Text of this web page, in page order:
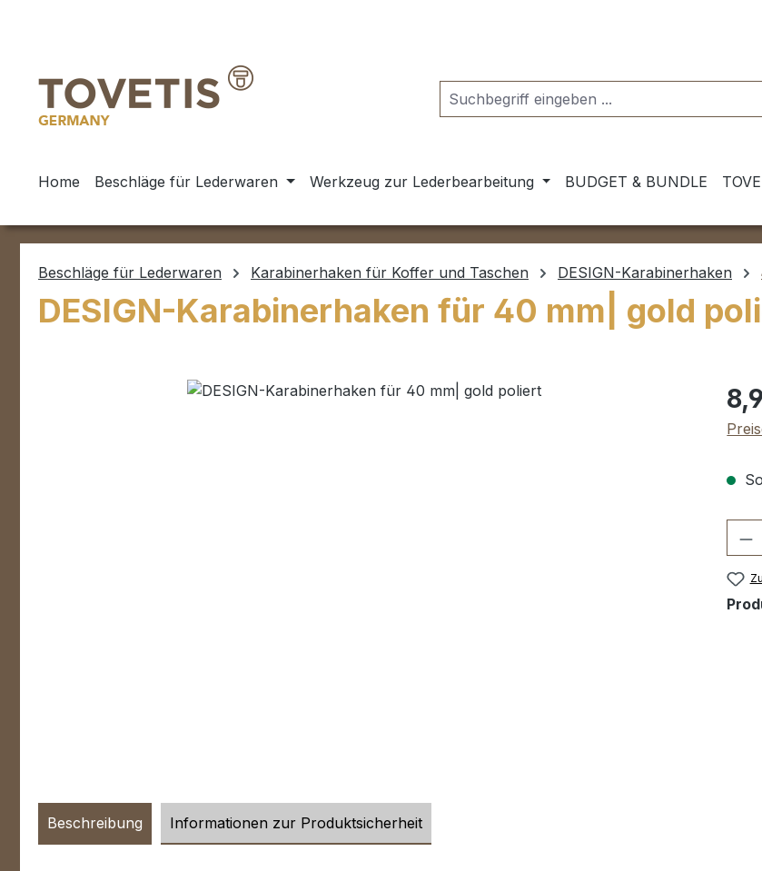
Home Beschläge für Lederwaren Werkzeug zur Lederbearbeitung BUDGET & BUNDLE
Beschläge für Lederwaren Karabinerhaken für Koffer und Taschen DESIGN-Karabinerhaken
DESIGN-Karabinerhaken für 40 mm| gold
Bildergalerie überspringen
Beschreibung Informationen zur Produktsicherheit